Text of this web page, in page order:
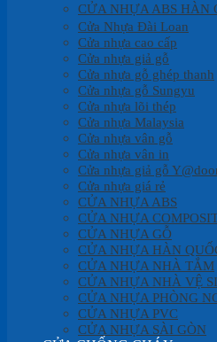
CỬA NHỰA ABS HÀN
Cửa Nhựa Đài Loan
Cửa nhựa cao cấp
Cửa nhựa giả gỗ
Cửa nhựa gỗ ghép thanh
Cửa nhựa gỗ Sungyu
Cửa nhựa lõi thép
Cửa nhựa Malaysia
Cửa nhựa vân gỗ
Cửa nhựa vân in
Cửa nhựa giả gỗ
Cửa nhựa giá rẻ
CỬA NHỰA ABS
CỬA NHỰA
CỬA NHỰA GỖ
CỬA NHỰA HÀN
CỬA NHỰA NHÀ TẮM
CỬA NHỰA NHÀ VỆ
CỬA NHỰA PHÒNG
CỬA NHỰA PVC
CỬA NHỰA SÀI GÒN